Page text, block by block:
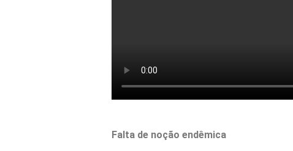
Falta de noção endêmica